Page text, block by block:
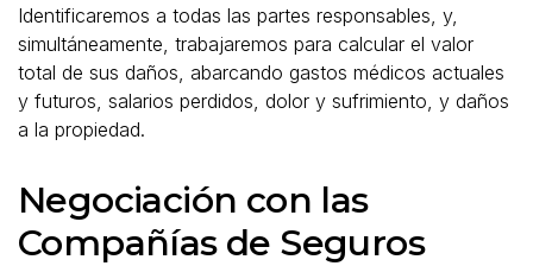
Identificaremos a todas las partes responsables, y,
simultáneamente, trabajaremos para calcular el valor
total de sus daños, abarcando gastos médicos actuales
y futuros, salarios perdidos, dolor y sufrimiento, y daños
a la propiedad.
Negociación con las
Compañías de Seguros